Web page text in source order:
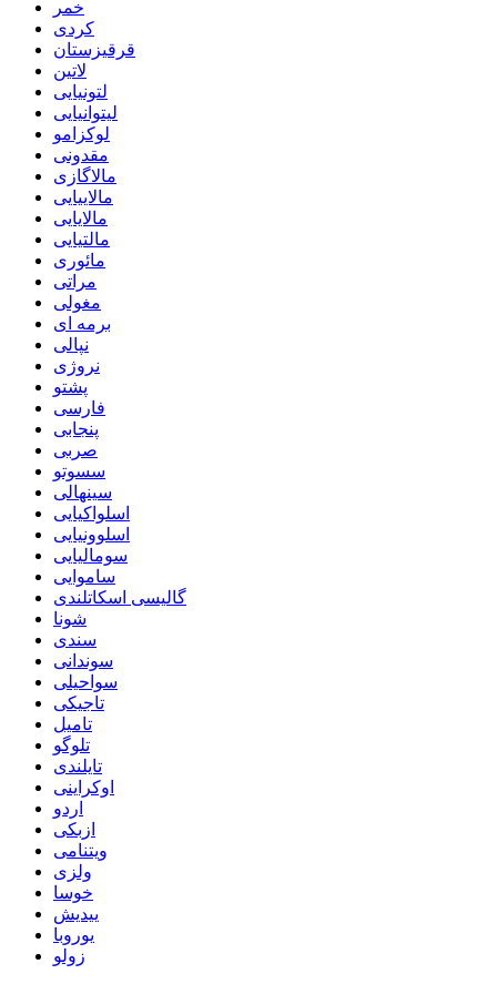
خمر
کردی
قرقیزستان
لاتین
لتونیایی
لیتوانیایی
لوکزامو
مقدونی
مالاگازی
مالاییایی
مالایایی
مالتیایی
مائوری
مراتی
مغولی
برمه ای
نپالی
نروژی
پشتو
فارسی
پنجابی
صربی
سسوتو
سینهالی
اسلواکیایی
اسلوونیایی
سومالیایی
ساموایی
گالیسی اسکاتلندی
شونا
سندی
سوندانی
سواحیلی
تاجیکی
تامیل
تلوگو
تایلندی
اوکراینی
اردو
ازبکی
ویتنامی
ولزی
خوسا
ییدیش
یوروبا
زولو